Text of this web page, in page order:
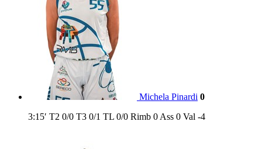
Michela Pinardi 0
3:15′ T2 0/0 T3 0/1 TL 0/0 Rimb 0 Ass 0 Val -4